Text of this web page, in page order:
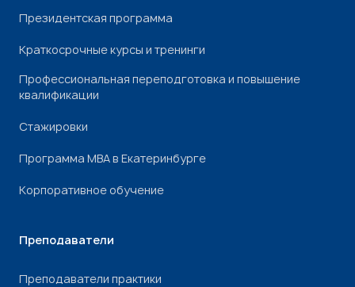
Президентская программа
Краткосрочные курсы и тренинги
Профессиональная переподготовка и повышение
квалификации
Стажировки
Программа МВА в Екатеринбурге
Корпоративное обучение
Преподаватели
Преподаватели практики